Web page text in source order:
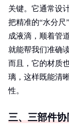
关键。它通常设
把精准的“水分
成液滴，顺着管
就能帮我们准确
而且，它的材质
璃，这样既能清
性。
三、三部件